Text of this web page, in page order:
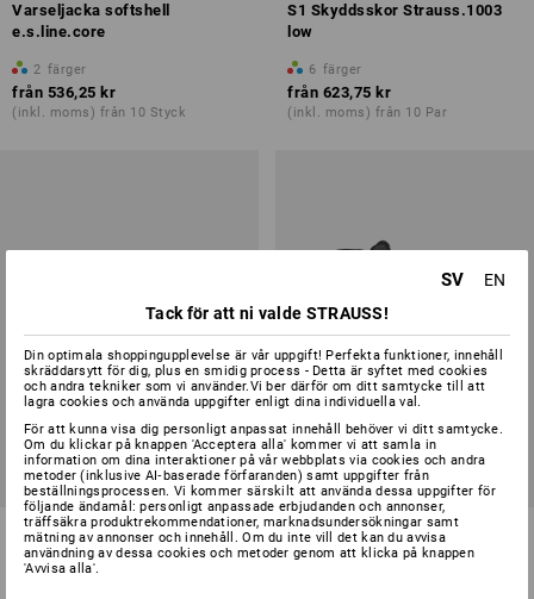
Varseljacka softshell
e.s.line.core
2 färger
från 536,25 kr
(inkl. moms) från 10 Styck
S1 Skyddsskor Strauss.1003
low
6 färger
från 623,75 kr
(inkl. moms) från 10 Par
NYTT
S1 Skyddsskor Strauss.1004
low
NYTT
S1 Skyddsskor Strauss.1004
mid
SV
EN
Tack för att ni valde STRAUSS!
Din optimala shoppingupplevelse är vår uppgift! Perfekta funktioner, innehåll
skräddarsytt för dig, plus en smidig process - Detta är syftet med cookies
och andra tekniker som vi använder.Vi ber därför om ditt samtycke till att
lagra cookies och använda uppgifter enligt dina individuella val.
För att kunna visa dig personligt anpassat innehåll behöver vi ditt samtycke.
Om du klickar på knappen 'Acceptera alla' kommer vi att samla in
information om dina interaktioner på vår webbplats via cookies och andra
metoder (inklusive AI‑baserade förfaranden) samt uppgifter från
beställningsprocessen. Vi kommer särskilt att använda dessa uppgifter för
följande ändamål: personligt anpassade erbjudanden och annonser,
träffsäkra produktrekommendationer, marknadsundersökningar samt
mätning av annonser och innehåll. Om du inte vill det kan du avvisa
användning av dessa cookies och metoder genom att klicka på knappen
'Avvisa alla'.